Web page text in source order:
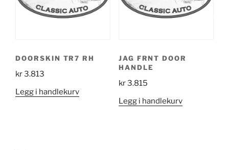
DOORSKIN TR7 RH
kr3.813
Legg i handlekurv
JAG FRNT DOOR
HANDLE
kr3.815
Legg i handlekurv